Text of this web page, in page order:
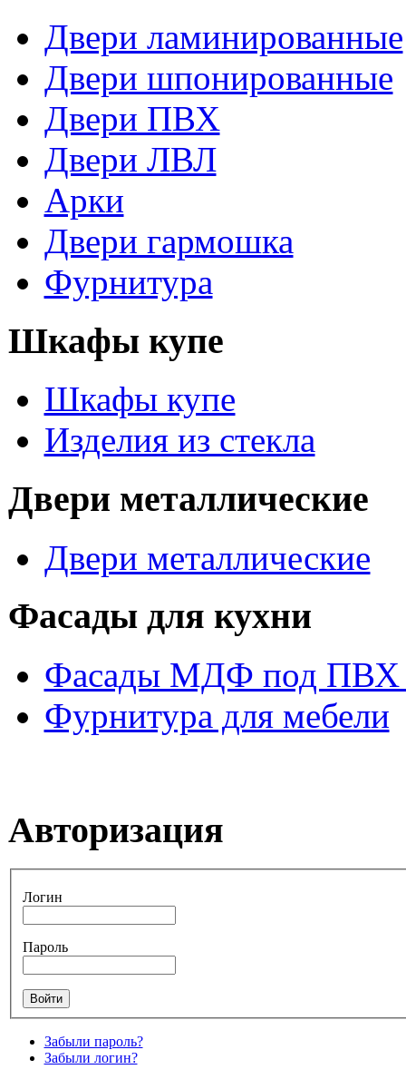
Двери ламинированные
Двери шпонированные
Двери ПВХ
Двери ЛВЛ
Арки
Двери гармошка
Фурнитура
Шкафы купе
Шкафы купе
Изделия из стекла
Двери металлические
Двери металлические
Фасады для кухни
Фасады МДФ под ПВХ
Фурнитура для мебели
Авторизация
Логин
Пароль
Забыли пароль?
Забыли логин?